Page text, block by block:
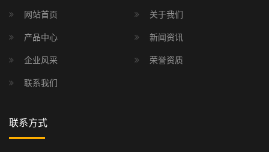
网站首页 关于我们
产品中心 新闻资讯
企业风采 荣誉资质
联系我们
联系方式